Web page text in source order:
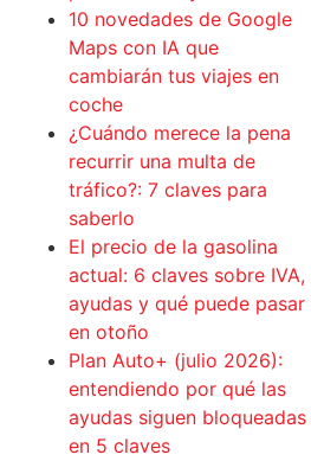
10 novedades de Google
Maps con IA que
cambiarán tus viajes en
coche
¿Cuándo merece la pena
recurrir una multa de
tráfico?: 7 claves para
saberlo
El precio de la gasolina
actual: 6 claves sobre IVA,
ayudas y qué puede pasar
en otoño
Plan Auto+ (julio 2026):
entendiendo por qué las
ayudas siguen bloqueadas
en 5 claves